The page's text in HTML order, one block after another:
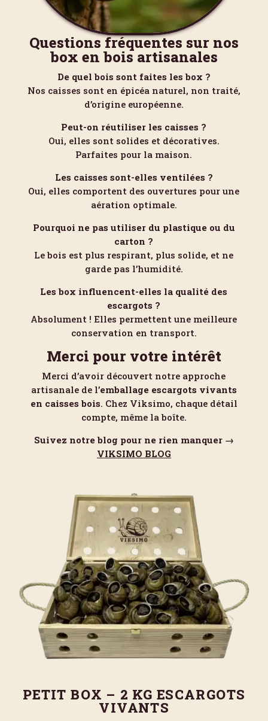
Questions fréquentes sur nos
box en bois artisanales
De quel bois sont faites les box ?
Nos caisses sont en épicéa naturel, non traité,
d’origine européenne.
Peut-on réutiliser les caisses ?
Oui, elles sont solides et décoratives.
Parfaites pour la maison.
Les caisses sont-elles ventilées ?
Oui, elles comportent des ouvertures pour une
aération optimale.
Pourquoi ne pas utiliser du plastique ou du
carton ?
Le bois est plus respirant, plus solide, et ne
garde pas l’humidité.
Les box influencent-elles la qualité des
escargots ?
Absolument ! Elles permettent une meilleure
conservation en transport.
Merci pour votre intérêt
Merci d’avoir découvert notre approche
artisanale de l’emballage escargots vivants
en caisses bois. Chez Viksimo, chaque détail
compte, même la boîte.
Suivez notre blog pour ne rien manquer →
VIKSIMO BLOG
PETIT BOX – 2 KG ESCARGOTS
VIVANTS